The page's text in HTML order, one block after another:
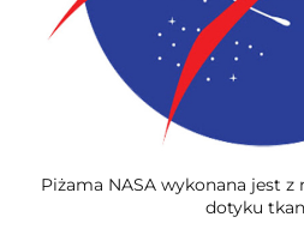
Piżama NASA wykonana jest
dotyku